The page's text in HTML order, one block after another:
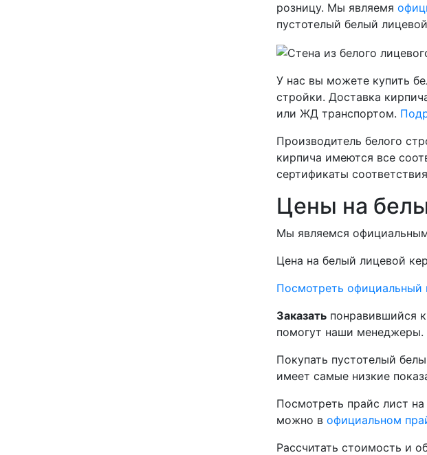
розницу. Мы являемя
пустотелый белый
У нас вы можете купить
стройки. Доставка
или ЖД транспортом.
Производитель белого
кирпича имеются все
сертификаты
Цены на
Мы являемся
Цена на белый лицевой
Посмотреть официальный
Заказать понравившийся
помогут наши
Покупать пустотелый
имеет самые низкие
Посмотреть прайс лист
можно в официальном
Рассчитать стоимость и